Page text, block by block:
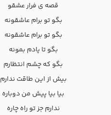
قصه ی فرار عشقو
بگو تو برام عاشقونه
بگو تو برام عاشقونه
بگو تا یادم بمونه
بگو که چشم انتظارم
بیش از این طاقت ندارم
بیا بیا پیش من دوباره
ندارم جز تو راه چاره